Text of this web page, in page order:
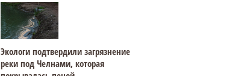
Экологи подтвердили загрязнение
реки под Челнами, которая